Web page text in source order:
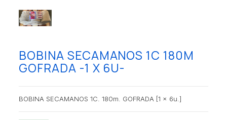
BOBINA SECAMANOS 1C 180M
GOFRADA -1 X 6U-
BOBINA SECAMANOS 1C. 180m. GOFRADA [1 x 6u.]